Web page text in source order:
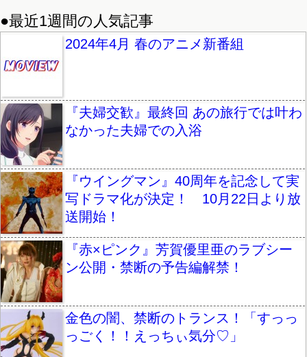
●最近1週間の人気記事
2024年4月 春のアニメ新番組
『夫婦交歓』最終回 あの旅行では叶わ
なかった夫婦での入浴
『ウイングマン』40周年を記念して実
写ドラマ化が決定！ 10月22日より放
送開始！
『赤×ピンク』芳賀優里亜のラブシー
ン公開・禁断の予告編解禁！
金色の闇、禁断のトランス！「すっっ
っごく！！えっちぃ気分♡」